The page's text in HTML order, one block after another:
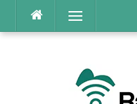
o
Menu